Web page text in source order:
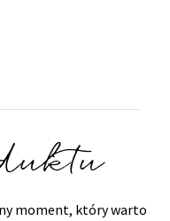
moment, który warto